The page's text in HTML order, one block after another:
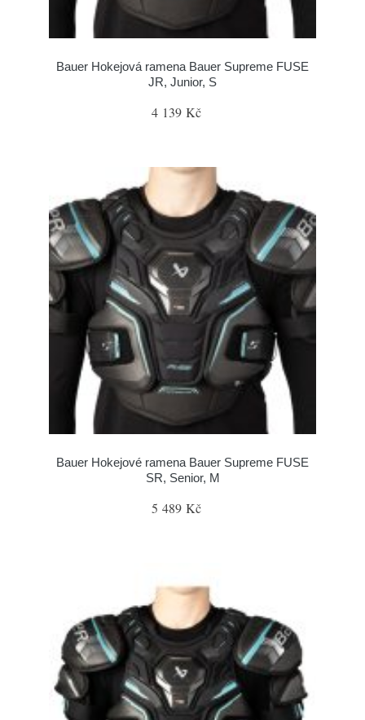
Bauer Hokejová ramena Bauer Supreme FUSE
JR, Junior, S
4 139 Kč
Bauer Hokejové ramena Bauer Supreme FUSE
SR, Senior, M
5 489 Kč